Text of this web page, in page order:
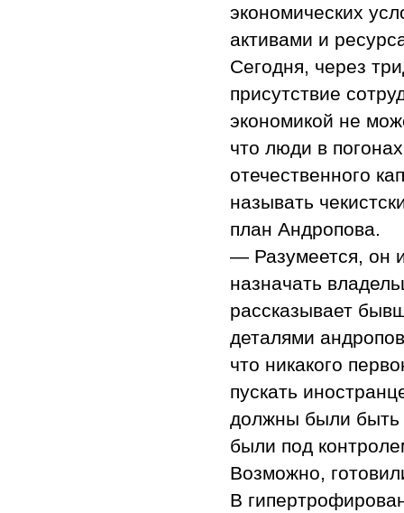
экономических
активами и
Сегодня, через
присутствие
экономикой не
что люди в
отечественного
называть
план Андропова.
— Разумеется, он
назначать
рассказывает
деталями
что никакого
пускать
должны были быть
были под
Возможно,
В